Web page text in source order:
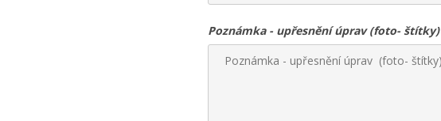
Poznámka - upřesnění úprav (foto- štítky)